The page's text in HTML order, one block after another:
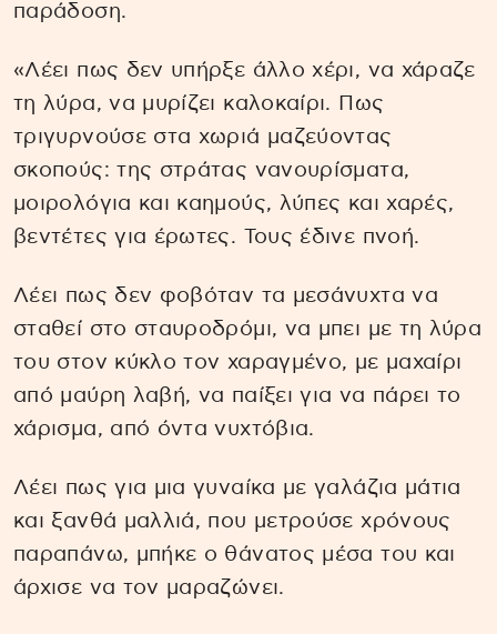
παράδοση.
«Λέει πως δεν υπήρξε άλλο χέρι, να χάραζε
τη λύρα, να μυρίζει καλοκαίρι. Πως
τριγυρνούσε στα χωριά μαζεύοντας
σκοπούς: της στράτας νανουρίσματα,
μοιρολόγια και καημούς, λύπες και χαρές,
βεντέτες για έρωτες. Τους έδινε πνοή.
Λέει πως δεν φοβόταν τα μεσάνυχτα να
σταθεί στο σταυροδρόμι, να μπει με τη λύρα
του στον κύκλο τον χαραγμένο, με μαχαίρι
από μαύρη λαβή, να παίξει για να πάρει το
χάρισμα, από όντα νυχτόβια.
Λέει πως για μια γυναίκα με γαλάζια μάτια
και ξανθά μαλλιά, που μετρούσε χρόνους
παραπάνω, μπήκε ο θάνατος μέσα του και
άρχισε να τον μαραζώνει.